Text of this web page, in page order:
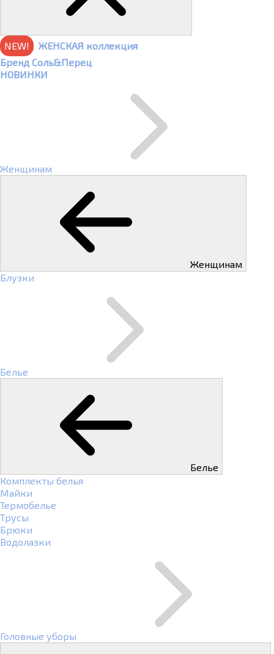
NEW!
ЖЕНСКАЯ коллекция
Бренд Соль&Перец
НОВИНКИ
Женщинам
Женщинам
Блузки
Белье
Белье
Комплекты белья
Майки
Термобелье
Трусы
Брюки
Водолазки
Головные уборы